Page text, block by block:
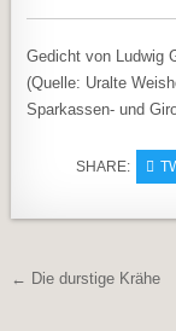
Gedicht von Ludwig
(Quelle: Uralte
Sparkassen- und
SHARE:
← Die durstige Krähe